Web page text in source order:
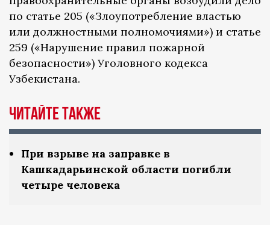
по статье 205 («Злоупотребление властью
или должностными полномочиями») и статье
259 («Нарушение правил пожарной
безопасности») Уголовного кодекса
Узбекистана.
Читайте также
При взрыве на заправке в
Кашкадарьинской области погибли
четыре человека